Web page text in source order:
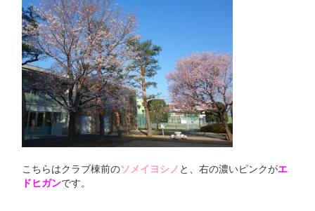
こちらはクラブ棟前のソメイヨシノ と、右の濃いピンクがエ
ドヒガンです。